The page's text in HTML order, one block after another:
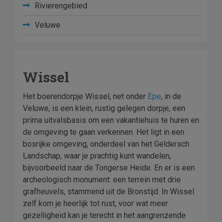
Rivierengebied
Veluwe
Wissel
Het boerendorpje Wissel, net onder Epe, in de
Veluwe, is een klein, rustig gelegen dorpje, een
prima uitvalsbasis om een vakantiehuis te huren en
de omgeving te gaan verkennen. Het ligt in een
bosrijke omgeving, onderdeel van het Geldersch
Landschap, waar je prachtig kunt wandelen,
bijvoorbeeld naar de Tongerse Heide. En er is een
archeologisch monument: een terrein met drie
grafheuvels, stammend uit de Bronstijd. In Wissel
zelf kom je heerlijk tot rust, voor wat meer
gezelligheid kan je terecht in het aangrenzende